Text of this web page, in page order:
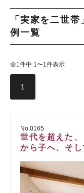
「実家を二世
例一覧
全1件中 1〜1件表示
1
No.0165
世代を超えた
から子へ、そ